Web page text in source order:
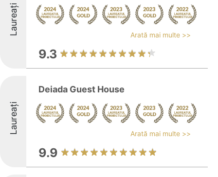
Laureați Arată mai multe >>
9.3
Laureați
Deiada Guest House
Arată mai multe >>
9.9